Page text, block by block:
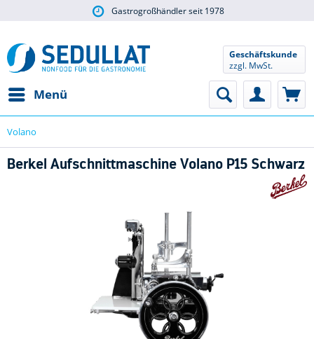
Gastrogroßhändler seit 1978
Menü
Geschäftskunde
zzgl. MwSt.
Volano
Berkel Aufschnittmaschine Volano P15 Schwarz